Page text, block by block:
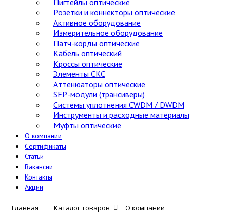
Пигтейлы оптические
Розетки и коннекторы оптические
Активное оборудование
Измерительное оборудование
Патч-корды оптические
Кабель оптический
Кроссы оптические
Элементы СКС
Аттенюаторы оптические
SFP-модули (трансиверы)
Cистемы уплотнения CWDM / DWDM
Инструменты и расходные материалы
Муфты оптические
О компании
Сертификаты
Статьи
Вакансии
Контакты
Акции
Главная Каталог товаров
О компании